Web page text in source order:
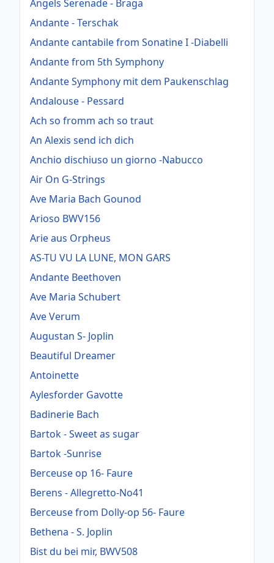
Angels Serenade - Braga
Andante - Terschak
Andante cantabile from Sonatine I -Diabelli
Andante from 5th Symphony
Andante Symphony mit dem Paukenschlag
Andalouse - Pessard
Ach so fromm ach so traut
An Alexis send ich dich
Anchio dischiuso un giorno -Nabucco
Air On G-Strings
Ave Maria Bach Gounod
Arioso BWV156
Arie aus Orpheus
AS-TU VU LA LUNE, MON GARS
Andante Beethoven
Ave Maria Schubert
Ave Verum
Augustan S- Joplin
Beautiful Dreamer
Antoinette
Aylesforder Gavotte
Badinerie Bach
Bartok - Sweet as sugar
Bartok -Sunrise
Berceuse op 16- Faure
Berens - Allegretto-No41
Berceuse from Dolly-op 56- Faure
Bethena - S. Joplin
Bist du bei mir, BWV508